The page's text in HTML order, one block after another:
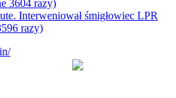
3604 razy)
Interweniował śmigłowiec LPR
razy)